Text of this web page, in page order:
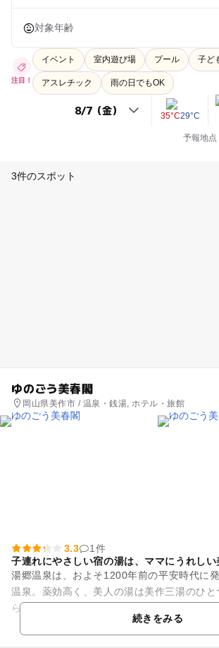
対象年齢
注目！
イベント 室内遊び場 プール 子ど
アスレチック 雨の日でもOK
35°C29°C
予報地点
3件のスポット
ゆのごう美春閣
岡山県美作市 / 温泉・銭湯, ホテル・旅館
3.3
1件
子連れにやさしい宿の湯は、ママにうれしい
湯郷温泉は、およそ1200年前の平安時代に
温泉。薬効高く、美人の湯は美作三湯のひ
られてきました。「ゆのごう美春閣」は、湯
実したお風呂が自慢。広...続きをみる